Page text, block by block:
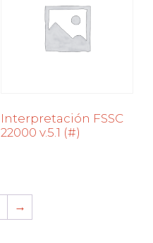
Interpretación FSSC
22000 v.5.1 (#)
→